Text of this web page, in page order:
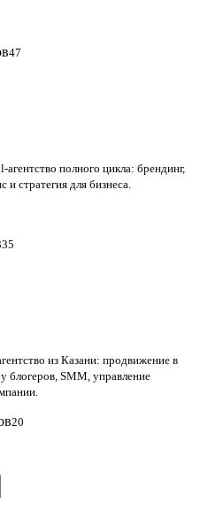
47
полного цикла: брендинг,
стратегия для бизнеса.
из Казани: продвижение в
блогеров, SMM, управление
20